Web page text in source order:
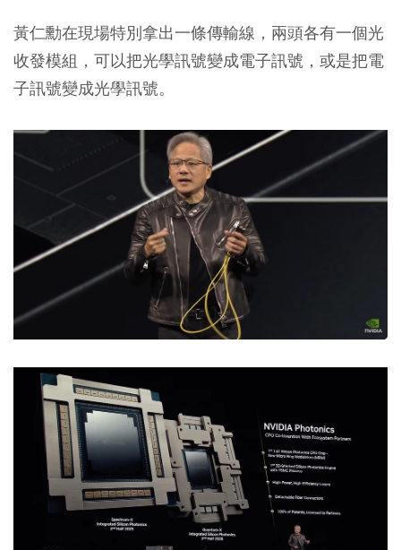
黃仁勳在現場特別拿出一條傳輸線，兩頭各有一個光
收發模組，可以把光學訊號變成電子訊號，或是把電
子訊號變成光學訊號。